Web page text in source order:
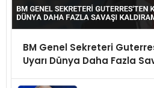
BM Genel Sekreteri
Uyarı Dünya Daha Fazla